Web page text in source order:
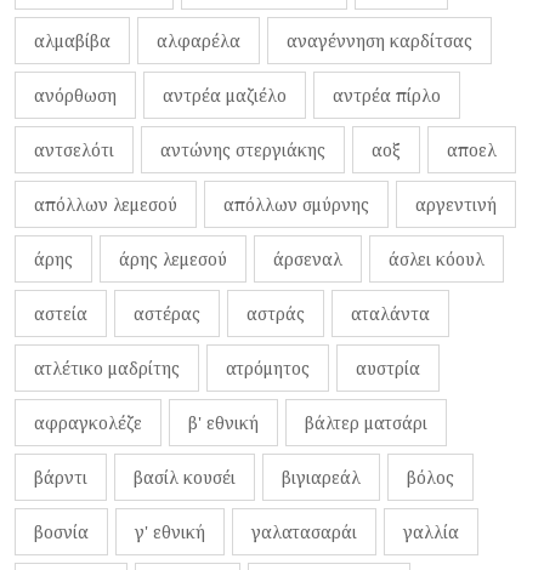
αλμαβίβα αλφαρέλα αναγέννηση καρδίτσας
ανόρθωση αντρέα μαζιέλο αντρέα πίρλο
αντσελότι αντώνης στεργιάκης αοξ αποελ
απόλλων λεμεσού απόλλων σμύρνης αργεντινή
άρης άρης λεμεσού άρσεναλ άσλει κόουλ
αστεία αστέρας αστράς αταλάντα
ατλέτικο μαδρίτης ατρόμητος αυστρία
αφραγκολέζε β' εθνική βάλτερ ματσάρι
βάρντι βασίλ κουσέι βιγιαρεάλ βόλος
βοσνία γ' εθνική γαλατασαράι γαλλία